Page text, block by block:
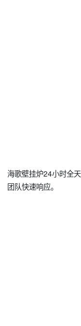
海歌壁挂炉24小时全
团队快速响应。